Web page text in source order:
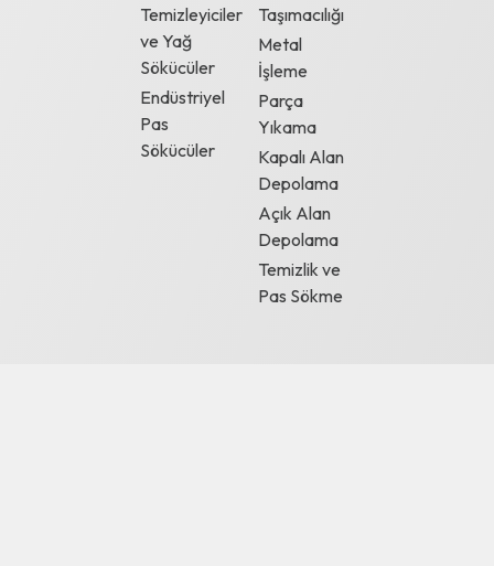
Temizleyiciler
ve Yağ
Sökücüler
Endüstriyel
Pas
Sökücüler
Taşımacılığı
Metal
İşleme
Parça
Yıkama
Kapalı Alan
Depolama
Açık Alan
Depolama
Temizlik ve
Pas Sökme